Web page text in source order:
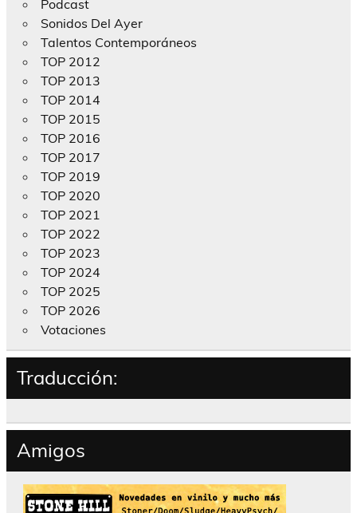
Podcast
Sonidos Del Ayer
Talentos Contemporáneos
TOP 2012
TOP 2013
TOP 2014
TOP 2015
TOP 2016
TOP 2017
TOP 2019
TOP 2020
TOP 2021
TOP 2022
TOP 2023
TOP 2024
TOP 2025
TOP 2026
Votaciones
Traducción:
Amigos